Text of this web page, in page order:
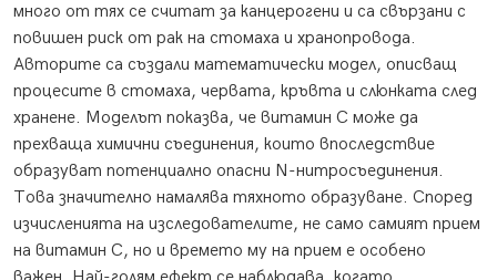
много от тях се считат за канцерогени и са свързани с
повишен риск от рак на стомаха и хранопровода.
Авторите са създали математически модел, описващ
процесите в стомаха, червата, кръвта и слюнката след
хранене. Моделът показва, че витамин C може да
прехваща химични съединения, които впоследствие
образуват потенциално опасни N-нитросъединения.
Това значително намалява тяхното образуване. Според
изчисленията на изследователите, не само самият прием
на витамин C, но и времето му на прием е особено